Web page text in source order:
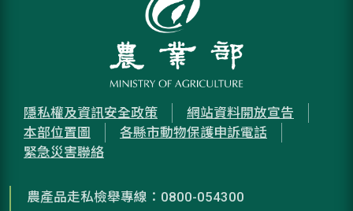
隱私權及資訊安全政策
網站資料開放宣告
本部位置圖
各縣市動物保護申訴電話
緊急災害聯絡
農產品走私檢舉專線：0800-054300